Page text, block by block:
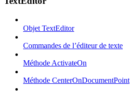
Objet TextEditor
Commandes de l’éditeur de texte
Méthode ActivateOn
Méthode CenterOnDocumentPoint